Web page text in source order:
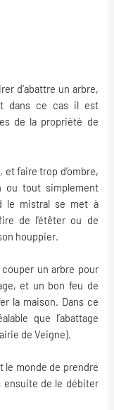
d’abattre un arbre,
dans ce cas il est
de la propriété de
et faire trop d’ombre,
ou tout simplement
le mistral se met à
de l’étêter ou de
houppier.
un arbre pour
et un bon feu de
la maison. Dans ce
que l’abattage
de Veigne).
le monde de prendre
ensuite de le débiter